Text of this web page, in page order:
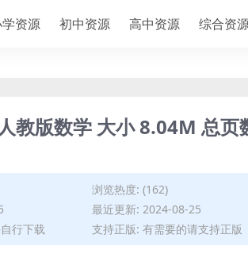
资源 初中资源 高中资源 综合资
教版数学 大小 8.04M 总页
浏览热度: (162)
最近更新: 2024-08-25
行下载
支持正版: 有需要的请支持正版